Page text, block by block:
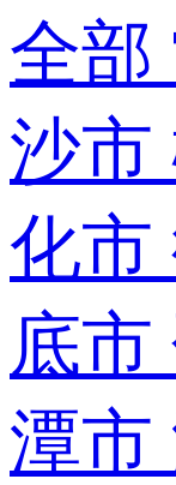
全部
沙市
化市
底市
潭市